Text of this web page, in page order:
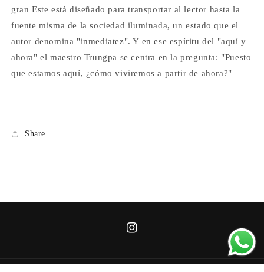
gran Este está diseñado para transportar al lector hasta la
fuente misma de la sociedad iluminada, un estado que el
autor denomina "inmediatez". Y en ese espíritu del "aquí y
ahora" el maestro Trungpa se centra en la pregunta: "Puesto
que estamos aquí, ¿cómo viviremos a partir de ahora?"
Share
https://instagram.com/
igshid=MzRlODBiNWFlZA==
Instagram